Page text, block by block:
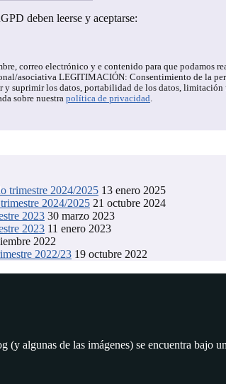
deben leerse y aceptarse:
correo electrónico y e contenido para que podamos
asociativa LEGITIMACIÓN: Consentimiento de la
y suprimir los datos, portabilidad de los datos,
sobre nuestra política de privacidad.
trimestre 2024/2025 13 enero 2025
2024/2025 21 octubre 2024
2023 30 marzo 2023
2023 11 enero 2023
2022
2022/23 19 octubre 2022
(y algunas de las imágenes) se encuentra bajo